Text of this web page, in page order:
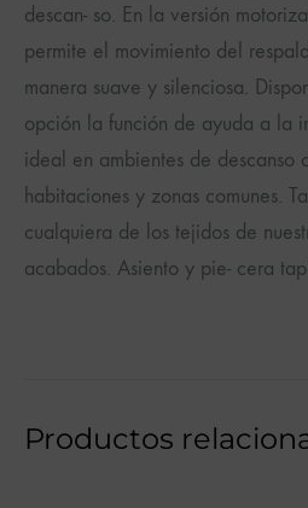
descan- so. En la versión
permite el movimiento del
manera suave y silenciosa.
opción la función de ayuda a la
ideal en ambientes de descanso
habitaciones y zonas comunes.
cualquiera de los tejidos de
acabados. Asiento y pie- cera
Productos